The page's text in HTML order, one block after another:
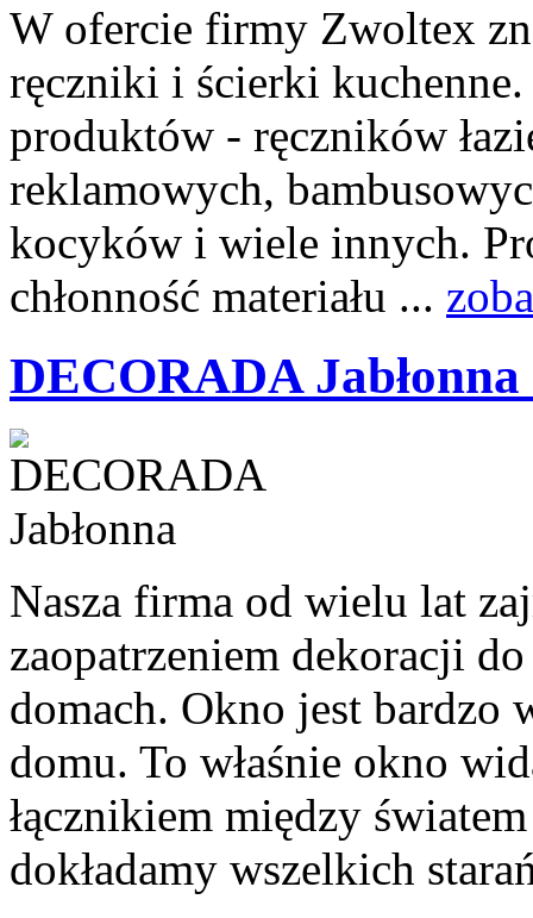
W ofercie firmy Zwoltex
ręczniki i ścierki
produktów - ręczników
reklamowych,
kocyków i wiele innych.
chłonność materiału ...
DECORADA Jabłonna
Nasza firma od wielu lat
zaopatrzeniem dekoracji
domach. Okno jest bardzo
domu. To właśnie okno
łącznikiem między
dokładamy wszelkich